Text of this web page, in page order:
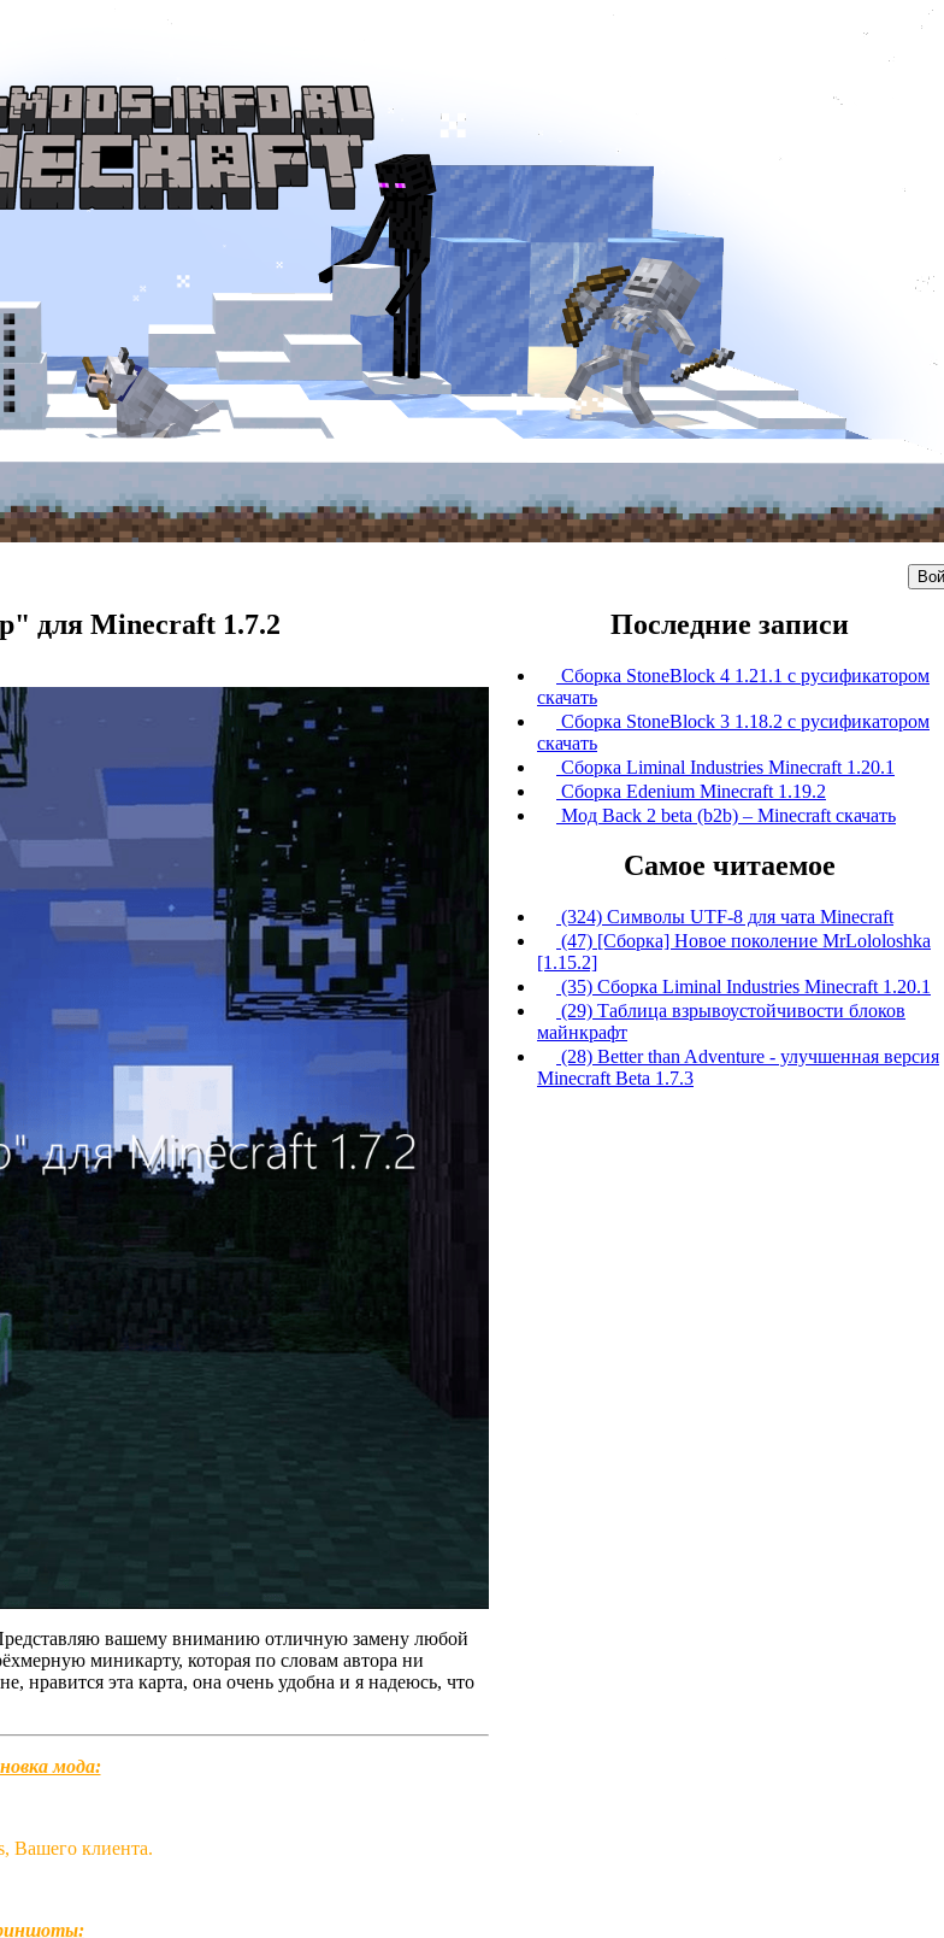
для Minecraft 1.7.2
вашему вниманию отличную замену любой
миникарту, которая по словам автора ни
эта карта, она очень удобна и я надеюсь, что
мода:
Вашего клиента.
Последние записи
Сборка StoneBlock 4 1.21.1 с русификатором
скачать
Сборка StoneBlock 3 1.18.2 с русификатором
скачать
Сборка Liminal Industries Minecraft 1.20.1
Сборка Edenium Minecraft 1.19.2
Мод Back 2 beta (b2b) – Minecraft скачать
Самое читаемое
(324) Символы UTF-8 для чата Minecraft
(47) [Сборка] Новое поколение MrLololoshka
[1.15.2]
(35) Сборка Liminal Industries Minecraft 1.20.1
(29) Таблица взрывоустойчивости блоков
майнкрафт
(28) Better than Adventure - улучшенная версия
Minecraft Beta 1.7.3